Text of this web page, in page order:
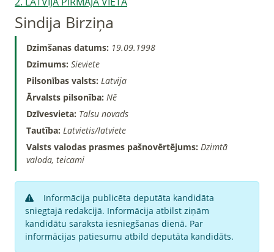
Sindija Birziņa
Dzimšanas datums: 19.09.1998
Dzimums: Sieviete
Pilsonības valsts: Latvija
Ārvalsts pilsonība: Nē
Dzīvesvieta: Talsu novads
Tautība: Latvietis/latviete
Valsts valodas prasmes pašnovērtējums: Dzimtā
valoda, teicami
Informācija publicēta deputāta kandidāta
sniegtajā redakcijā. Informācija atbilst ziņām
kandidātu saraksta iesniegšanas dienā. Par
informācijas patiesumu atbild deputāta kandidāts.